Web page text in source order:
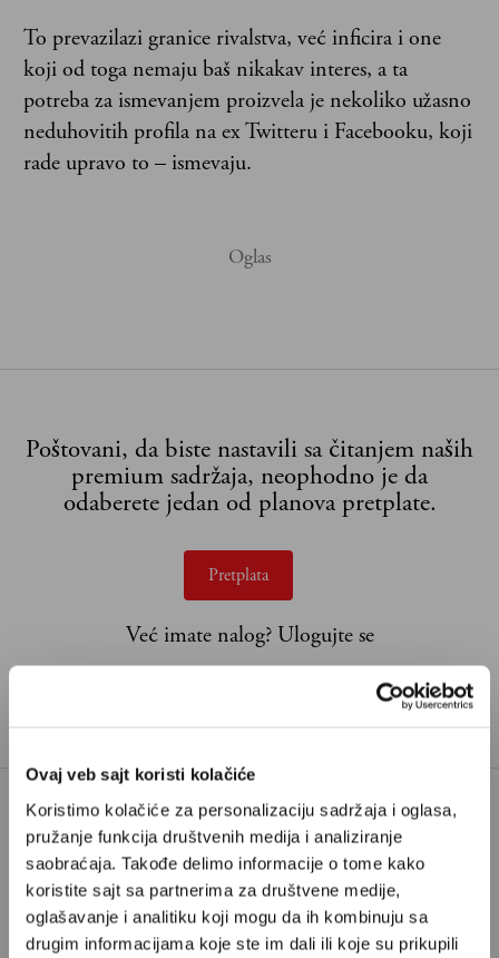
Ovaj veb sajt koristi kolačiće
Koristimo kolačiće za personalizaciju sadržaja i oglasa,
pružanje funkcija društvenih medija i analiziranje
saobraćaja. Takođe delimo informacije o tome kako
koristite sajt sa partnerima za društvene medije,
oglašavanje i analitiku koji mogu da ih kombinuju sa
drugim informacijama koje ste im dali ili koje su prikupili
To prevazilazi granice rivalstva, već inficira i one
koji od toga nemaju baš nikakav interes, a ta
potreba za ismevanjem proizvela je nekoliko užasno
neduhovitih profila na ex Twitteru i Facebooku, koji
rade upravo to – ismevaju.
Poštovani, da biste nastavili sa čitanjem naših
premium sadržaja, neophodno je da
odaberete jedan od planova pretplate.
Pretplata
Već imate nalog? Ulogujte se
Relja Basara je fudbalski analitičar, zaljubljenik u ovu igru
TAGOVI:
ANTOINE SEMENYO
FLORIAN WIRTZ
FUDBAL
PREMIJER LIGA
VITINHA